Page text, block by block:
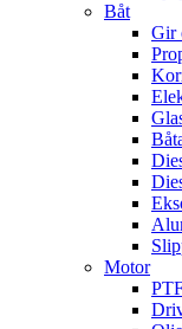
Båt
Gir
Motor